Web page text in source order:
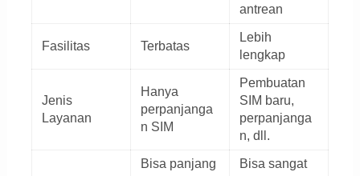
antrean
Fasilitas Terbatas
Lebih
lengkap
Jenis
Layanan
Hanya
perpanjanga
n SIM
Pembuatan
SIM baru,
perpanjanga
n, dll.
Bisa panjang
Bisa sangat